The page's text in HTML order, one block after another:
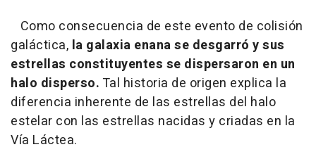
Como consecuencia de este evento de colisión
galáctica, la galaxia enana se desgarró y sus
estrellas constituyentes se dispersaron en un
halo disperso. Tal historia de origen explica la
diferencia inherente de las estrellas del halo
estelar con las estrellas nacidas y criadas en la
Vía Láctea.